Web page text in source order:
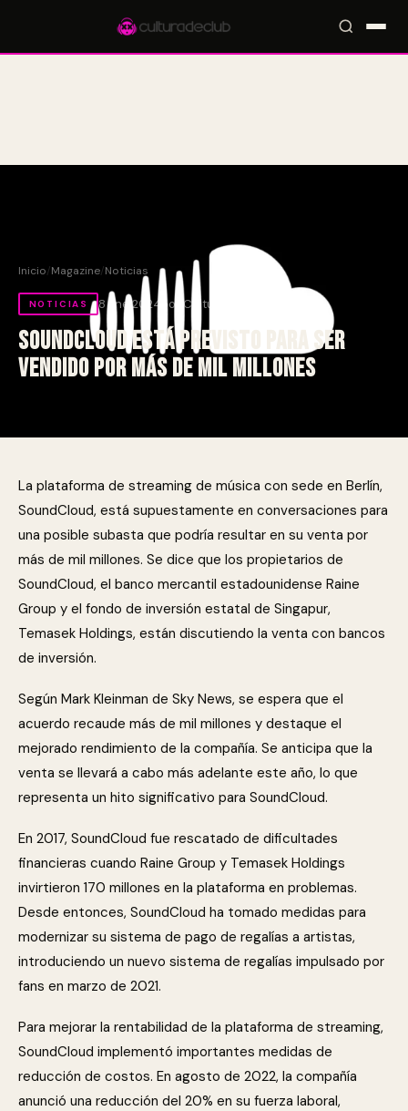
Inicio/Magazine/Noticias
NOTICIAS 8 Ene 2024 por Culturade.CLUB
SoundCloud está previsto para ser
vendido por más de mil millones
La plataforma de streaming de música con sede en Berlín,
SoundCloud, está supuestamente en conversaciones para
una posible subasta que podría resultar en su venta por
más de mil millones. Se dice que los propietarios de
SoundCloud, el banco mercantil estadounidense Raine
Group y el fondo de inversión estatal de Singapur,
Temasek Holdings, están discutiendo la venta con bancos
de inversión.
Según Mark Kleinman de Sky News, se espera que el
acuerdo recaude más de mil millones y destaque el
mejorado rendimiento de la compañía. Se anticipa que la
venta se llevará a cabo más adelante este año, lo que
representa un hito significativo para SoundCloud.
En 2017, SoundCloud fue rescatado de dificultades
financieras cuando Raine Group y Temasek Holdings
invirtieron 170 millones en la plataforma en problemas.
Desde entonces, SoundCloud ha tomado medidas para
modernizar su sistema de pago de regalías a artistas,
introduciendo un nuevo sistema de regalías impulsado por
fans en marzo de 2021.
Para mejorar la rentabilidad de la plataforma de streaming,
SoundCloud implementó importantes medidas de
reducción de costos. En agosto de 2022, la compañía
anunció una reducción del 20% en su fuerza laboral,